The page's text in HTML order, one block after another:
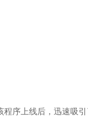
序上线后，迅速吸引